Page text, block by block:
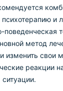
и
поведенческая
метод
изменить свои
реакции
ситуации.